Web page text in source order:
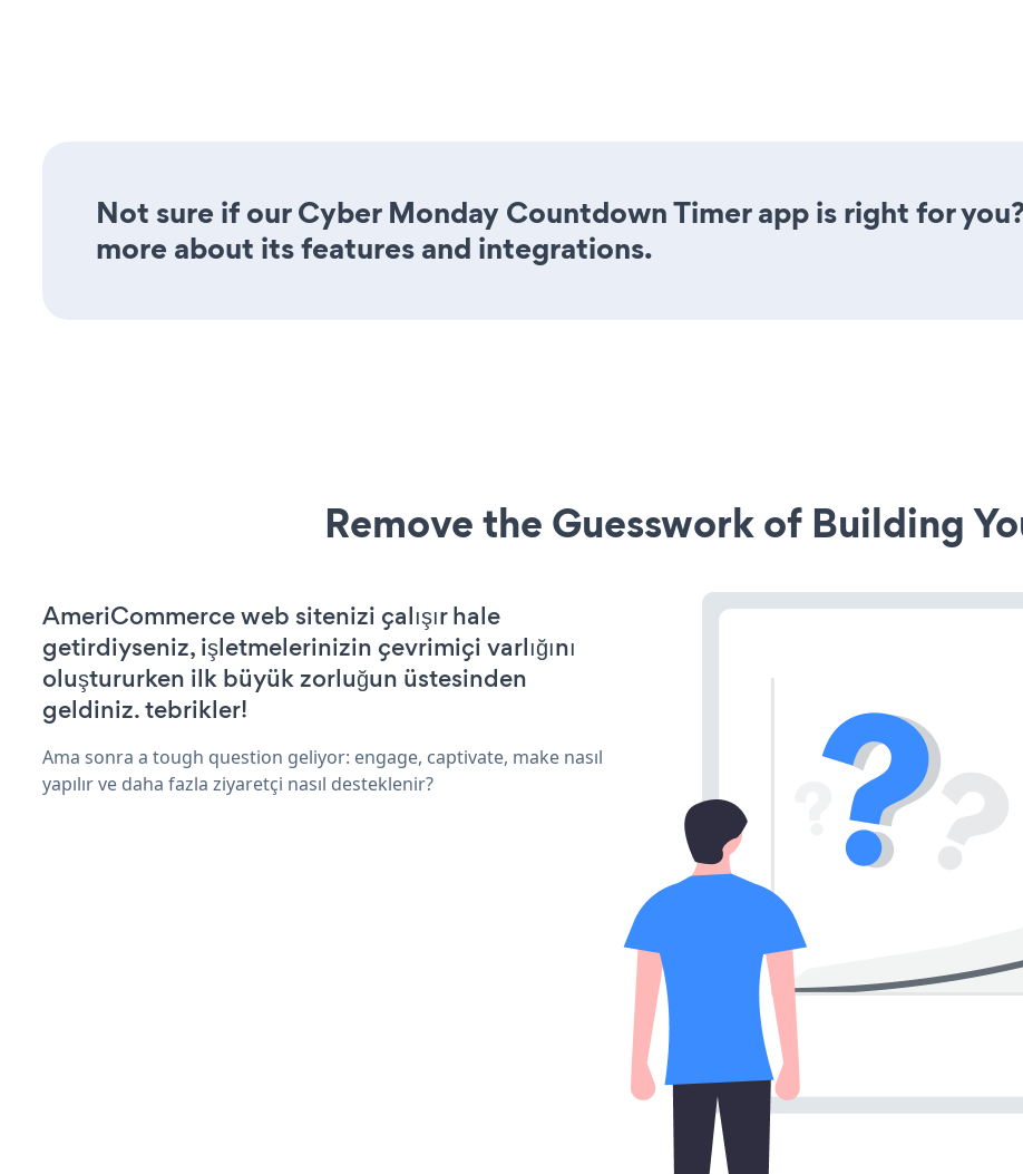
Not sure if our Cyber Monday Countdown Timer app is right for
more about its features and integrations.
Remove the Guesswork of Building
AmeriCommerce web sitenizi çalışır hale
getirdiyseniz, işletmelerinizin çevrimiçi varlığını
oluştururken ilk büyük zorluğun üstesinden
geldiniz. tebrikler!
Ama sonra a tough question geliyor: engage, captivate, make nasıl
yapılır ve daha fazla ziyaretçi nasıl desteklenir?